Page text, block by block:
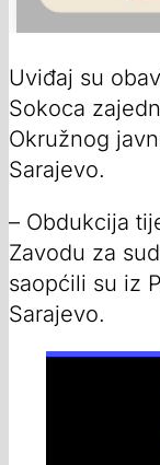
Uviđaj su
Sokoca
Okružnog
Sarajevo.
– Obdukcija
Zavodu za
saopćili su iz
Sarajevo.